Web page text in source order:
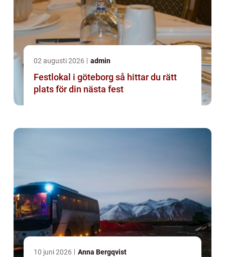
02 augusti 2026 admin
Festlokal i göteborg så hittar du rätt
plats för din nästa fest
10 juni 2026 Anna Bergqvist